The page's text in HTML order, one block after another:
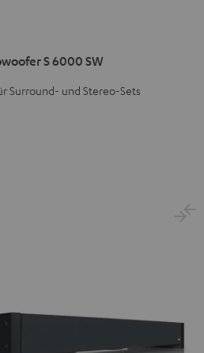
S 6000 SW
Surround- und Stereo-Sets